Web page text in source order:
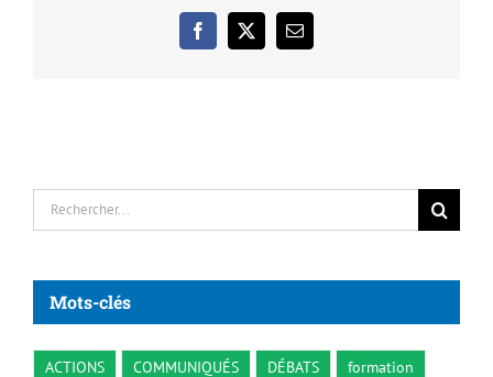
Facebook
X Email
Rechercher:
Mots-clés
ACTIONS COMMUNIQUÉS DÉBATS
formation